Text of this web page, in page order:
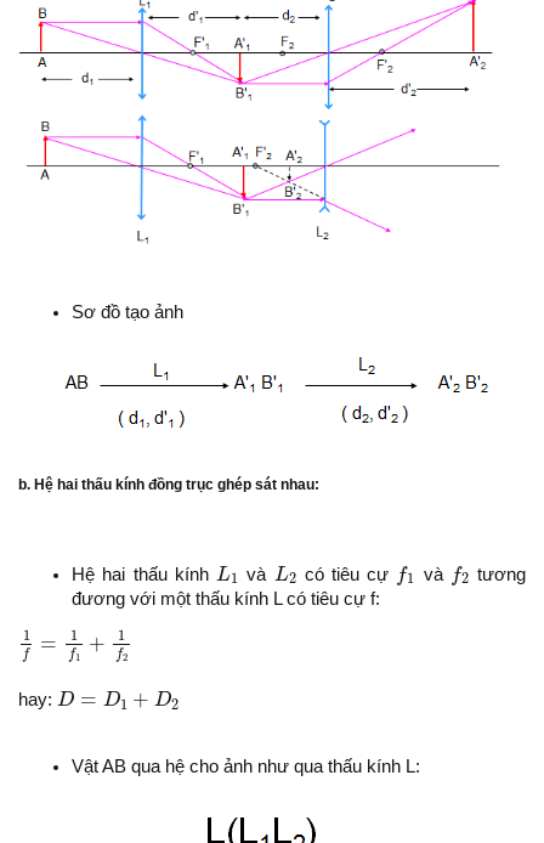
Sơ đồ tạo ảnh
b. Hệ hai thấu kính đồng trục ghép sát nhau:
Hệ hai thấu kính L1
L và L2
L2 có tiêu cự f1
f1 và f2
2
tương
đương với một thấu kính L có tiêu cự f:
1
f = 1
f1
+ 1
f2
1 1
hay: D = D1 + D2
D=D 1+ 2
Vật AB qua hệ cho ảnh như qua thấu kính L: